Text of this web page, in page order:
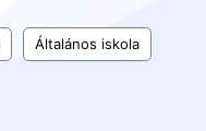
Általános iskola